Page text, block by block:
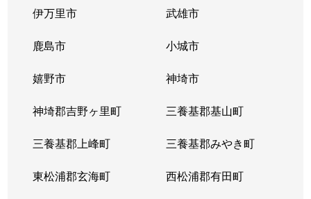
伊万里市 武雄市
鹿島市 小城市
嬉野市 神埼市
神埼郡吉野ヶ里町 三養基郡基山町
三養基郡上峰町 三養基郡みやき町
東松浦郡玄海町 西松浦郡有田町